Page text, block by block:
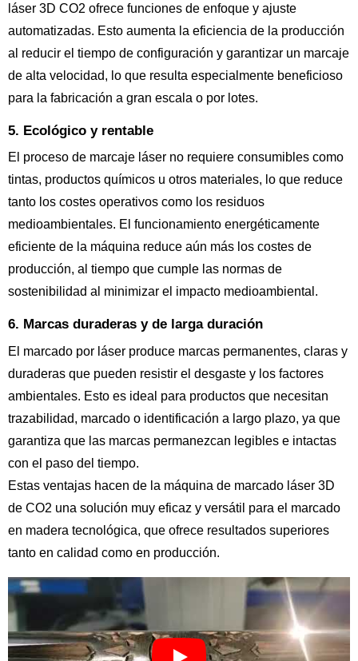
láser 3D CO2 ofrece funciones de enfoque y ajuste
automatizadas. Esto aumenta la eficiencia de la producción
al reducir el tiempo de configuración y garantizar un marcaje
de alta velocidad, lo que resulta especialmente beneficioso
para la fabricación a gran escala o por lotes.
5. Ecológico y rentable
El proceso de marcaje láser no requiere consumibles como
tintas, productos químicos u otros materiales, lo que reduce
tanto los costes operativos como los residuos
medioambientales. El funcionamiento energéticamente
eficiente de la máquina reduce aún más los costes de
producción, al tiempo que cumple las normas de
sostenibilidad al minimizar el impacto medioambiental.
6. Marcas duraderas y de larga duración
El marcado por láser produce marcas permanentes, claras y
duraderas que pueden resistir el desgaste y los factores
ambientales. Esto es ideal para productos que necesitan
trazabilidad, marcado o identificación a largo plazo, ya que
garantiza que las marcas permanezcan legibles e intactas
con el paso del tiempo.
Estas ventajas hacen de la máquina de marcado láser 3D
de CO2 una solución muy eficaz y versátil para el marcado
en madera tecnológica, que ofrece resultados superiores
tanto en calidad como en producción.